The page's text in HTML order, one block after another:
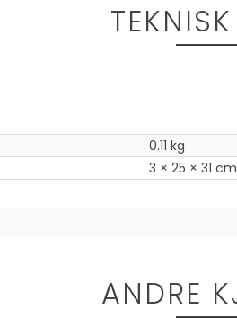
0.11 kg
3 × 25 × 31 cm
ANDRE